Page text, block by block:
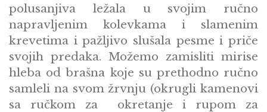
polusanjiva ležala u svojim ručno
napravljenim kolevkama i slamenim
krevetima i pažljivo slušala pesme i priče
svojih predaka. Možemo zamisliti mirise
hleba od brašna koje su prethodno ručno
samleli na svom žrvnju (okrugli kamenovi
sa ručkom za okretanje i rupom za